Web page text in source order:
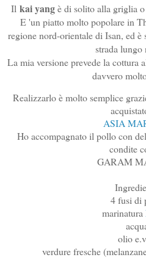
Il kai yangè di solito alla griglia
E 'un piatto molto popolare in
regione nord-orientale di Isan, ed è
strada lungo
La mia versione prevede la cottura
davvero
Realizzarlo è molto semplice
ASIA
Ho accompagnato il pollo con
condite
GARAM
4 fusi di
marinatura
olio
verdure fresche